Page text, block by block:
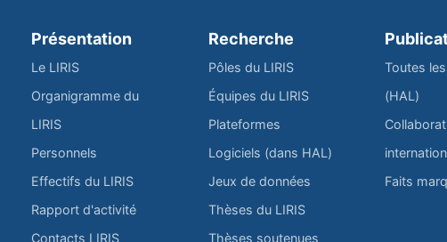
Présentation
Le LIRIS
Organigramme du
LIRIS
Personnels
Effectifs du LIRIS
Rapport d'activité
Contacts LIRIS
Recherche
Pôles du LIRIS
Équipes du LIRIS
Plateformes
Logiciels (dans HAL)
Jeux de données
Thèses du LIRIS
Thèses soutenues
Toutes
(HAL)
Faits